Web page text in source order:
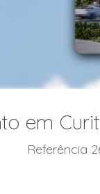
em
Referência